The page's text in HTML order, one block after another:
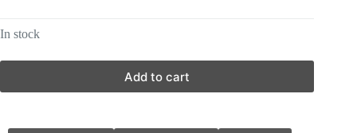
In stock
Add to cart